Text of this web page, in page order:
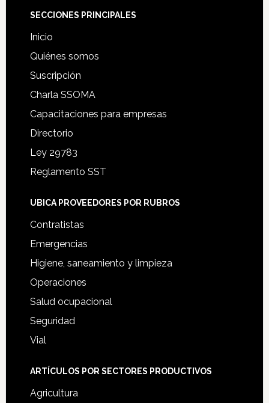
Footer
SECCIONES PRINCIPALES
Inicio
Quiénes somos
Suscripción
Charla SSOMA
Capacitaciones para empresas
Directorio
Ley 29783
Reglamento SST
UBICA PROVEEDORES POR RUBROS
Contratistas
Emergencias
Higiene, saneamiento y limpieza
Operaciones
Salud ocupacional
Seguridad
Vial
ARTÍCULOS POR SECTORES PRODUCTIVOS
Agricultura